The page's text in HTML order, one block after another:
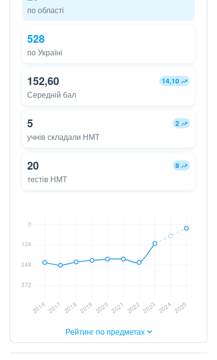
по області
528
по Україні
152,60 14,10
Середній бал
5 2
учнів складали НМТ
20 8
тестів НМТ
Рейтинг по предметах